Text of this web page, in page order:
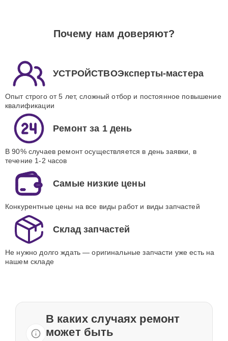
Почему нам доверяют?
УСТРОЙСТВОЭксперты-мастера
Опыт строго от 5 лет, сложный отбор и постоянное повышение
квалификации
Ремонт за 1 день
В 90% случаев ремонт осуществляется в день заявки, в
течение 1-2 часов
Самые низкие цены
Конкурентные цены на все виды работ и виды запчастей
Склад запчастей
Не нужно долго ждать — оригинальные запчасти уже есть на
нашем складе
В каких случаях ремонт
может быть